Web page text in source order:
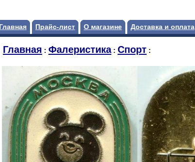
Главная Прайс-лист О магазине Доставка и оплата
Главная : Фалеристика: Спорт :